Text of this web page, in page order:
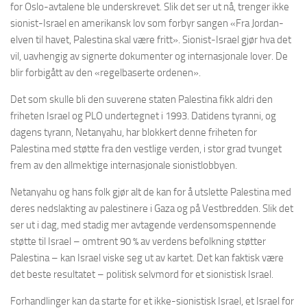
for Oslo-avtalene ble underskrevet. Slik det ser ut nå, trenger ikke
sionist-Israel en amerikansk lov som forbyr sangen «Fra Jordan-
elven til havet, Palestina skal være fritt». Sionist-Israel gjør hva det
vil, uavhengig av signerte dokumenter og internasjonale lover. De
blir forbigått av den «regelbaserte ordenen».
Det som skulle bli den suverene staten Palestina fikk aldri den
friheten Israel og PLO undertegnet i 1993. Datidens tyranni, og
dagens tyrann, Netanyahu, har blokkert denne friheten for
Palestina med støtte fra den vestlige verden, i stor grad tvunget
frem av den allmektige internasjonale sionistlobbyen.
Netanyahu og hans folk gjør alt de kan for å utslette Palestina med
deres nedslakting av palestinere i Gaza og på Vestbredden. Slik det
ser ut i dag, med stadig mer avtagende verdensomspennende
støtte til Israel – omtrent 90 % av verdens befolkning støtter
Palestina – kan Israel viske seg ut av kartet. Det kan faktisk være
det beste resultatet – politisk selvmord for et sionistisk Israel.
Forhandlinger kan da starte for et ikke-sionistisk Israel, et Israel for